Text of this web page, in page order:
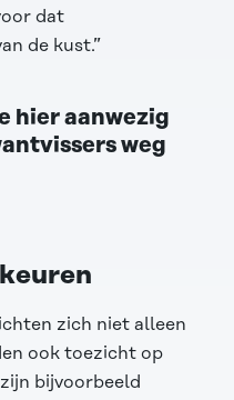
dat
de kust.”
hier aanwezig
weg
zich niet alleen
ook toezicht op
bijvoorbeeld